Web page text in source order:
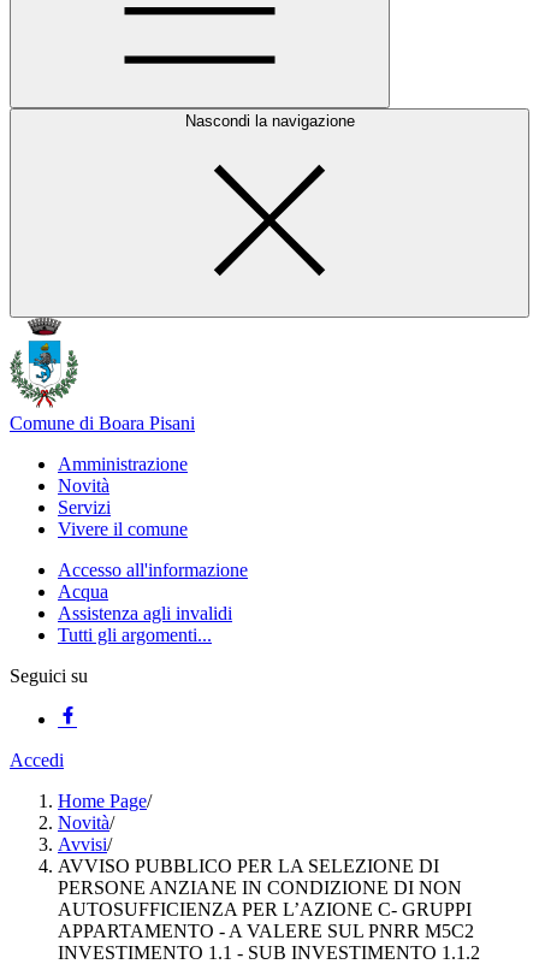
Nascondi la navigazione
Comune di Boara Pisani
Amministrazione
Novità
Servizi
Vivere il comune
Accesso all'informazione
Acqua
Assistenza agli invalidi
Tutti gli argomenti...
Seguici su
Accedi
Home Page/
Novità/
Avvisi/
AVVISO PUBBLICO PER LA SELEZIONE DI
PERSONE ANZIANE IN CONDIZIONE DI NON
AUTOSUFFICIENZA PER L’AZIONE C- GRUPPI
APPARTAMENTO - A VALERE SUL PNRR M5C2
INVESTIMENTO 1.1 - SUB INVESTIMENTO 1.1.2